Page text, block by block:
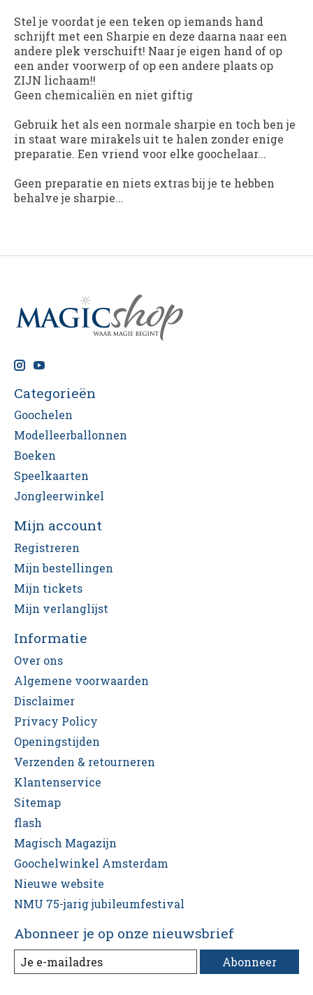
Stel je voordat je een teken op iemands hand
schrijft met een Sharpie en deze daarna naar een
andere plek verschuift! Naar je eigen hand of op
een ander voorwerp of op een andere plaats op
ZIJN lichaam!!
Geen chemicaliën en niet giftig
Gebruik het als een normale sharpie en toch ben je
in staat ware mirakels uit te halen zonder enige
preparatie. Een vriend voor elke goochelaar...
Geen preparatie en niets extras bij je te hebben
behalve je sharpie...
Categorieën
Goochelen
Modelleerballonnen
Boeken
Speelkaarten
Jongleerwinkel
Mijn account
Registreren
Mijn bestellingen
Mijn tickets
Mijn verlanglijst
Informatie
Over ons
Algemene voorwaarden
Disclaimer
Privacy Policy
Openingstijden
Verzenden & retourneren
Klantenservice
Sitemap
flash
Magisch Magazijn
Goochelwinkel Amsterdam
Nieuwe website
NMU 75-jarig jubileumfestival
Abonneer je op onze nieuwsbrief
Abonneer